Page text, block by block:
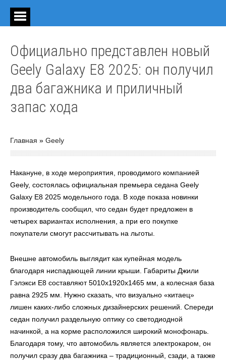
Официально представлен новый
Geely Galaxy E8 2025: он получил
два багажника и приличный
запас хода
Главная » Geely
Накануне, в ходе мероприятия, проводимого компанией
Geely, состоялась официальная премьера седана Geely
Galaxy E8 2025 модельного года. В ходе показа новинки
производитель сообщил, что седан будет предложен в
четырех вариантах исполнения, а при его покупке
покупатели смогут рассчитывать на льготы.
Внешне автомобиль выглядит как купейная модель
благодаря ниспадающей линии крыши. Габариты Джили
Гэлэкси Е8 составляют 5010х1920х1465 мм, а колесная база
равна 2925 мм. Нужно сказать, что визуально «китаец»
лишен каких-либо сложных дизайнерских решений. Спереди
седан получил раздельную оптику со светодиодной
начинкой, а на корме расположился широкий монофонарь.
Благодаря тому, что автомобиль является электрокаром, он
получил сразу два багажника – традиционный, сзади, а также